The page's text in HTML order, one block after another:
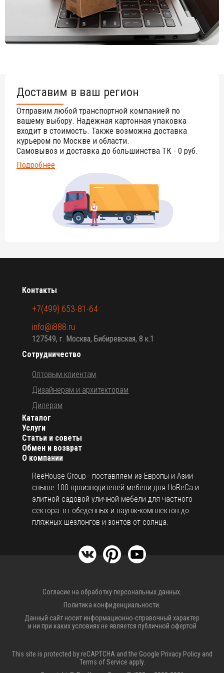
работы 6 лет.
Цоколь: E27.
Частота: 50/60 Гц.
Степень защиты IP 20-защита от твердых частиц размером
от 12 мм, нет защиты от воды. Изделие можно использовать
только в помещениях.
Этикетка энергетического класса.
Открыть технические характеристики.
Открыть инструкцию по сборке.
Для уточнения цены и всех возможных вариантов
материала и цвета данного изделия обращайтесь к нашим
Доставим в ваш регион
Отправим любой транспортной компанией по
вашему выбору. Надёжная картонная упаковка
входит в стоимость. Также возможна доставка
курьером по Москве и области.
Самовывоз и доставка до большинства ТК - 0 руб.
Подробнее
О компании
ReeHouse Group - поставляем из Европы и Азии
свыше 100 производителей мебели для HoReCa и
элитной садовой уличной мебели для частного
сектора: от обеденных и лаунж-комплектов до
пляжных шезлонгов и зонтов от солнца.
Каталог
Услуги
Статьи и советы
Обмен и возврат
Сотрудничество
Оптовым клиентам
Дизайнерам и архитекторам
Дилерам
Контакты
+7(499) 653-81-64
info@i888.ru
127549, г. Москва, Бибиревская, 8 к.1
Согласие на обработку персональных данных.
Политика конфиденциальности.
Данный сайт носит информационно-справочный характер
и ни при каких условиях не является публичной офертой
This site is protected by reCAPTCHA and the Google Privacy Policyand
Terms of Service apply.